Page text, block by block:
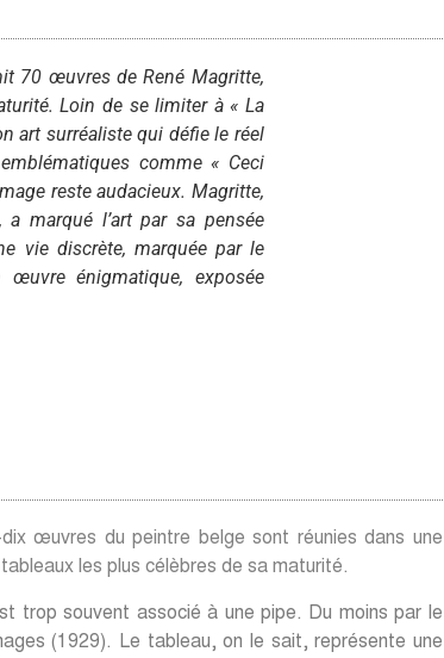
70 œuvres de René Magritte,
Loin de se limiter à « La
art surréaliste qui défie le réel
comme « Ceci
reste audacieux. Magritte,
marqué l’art par sa pensée
vie discrète, marquée par le
énigmatique, exposée
œuvres du peintre belge sont réunies dans une
les plus célèbres de sa maturité.
trop souvent associé à une pipe. Du moins par le
(1929). Le tableau, on le sait, représente une